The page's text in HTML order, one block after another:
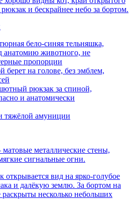
и бескрайнее небо за бортом.
бело-синяя тельняшка,
анатомию животного, не
пропорции
берет на голове, без эмблем,
рюкзак за спиной,
и анатомически
тяжёлой амуниции
металлические стены,
сигнальные огни.
вид на ярко-голубое
и далёкую землю. За бортом на
раскрыты несколько небольших